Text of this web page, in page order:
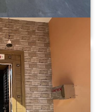
भरुच, जि. भरुच